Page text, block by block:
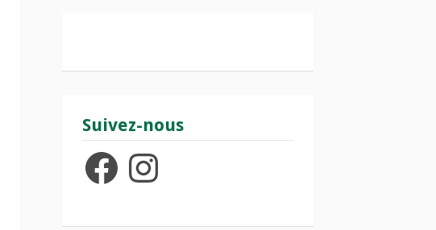
Suivez-nous
FacebookInstagram